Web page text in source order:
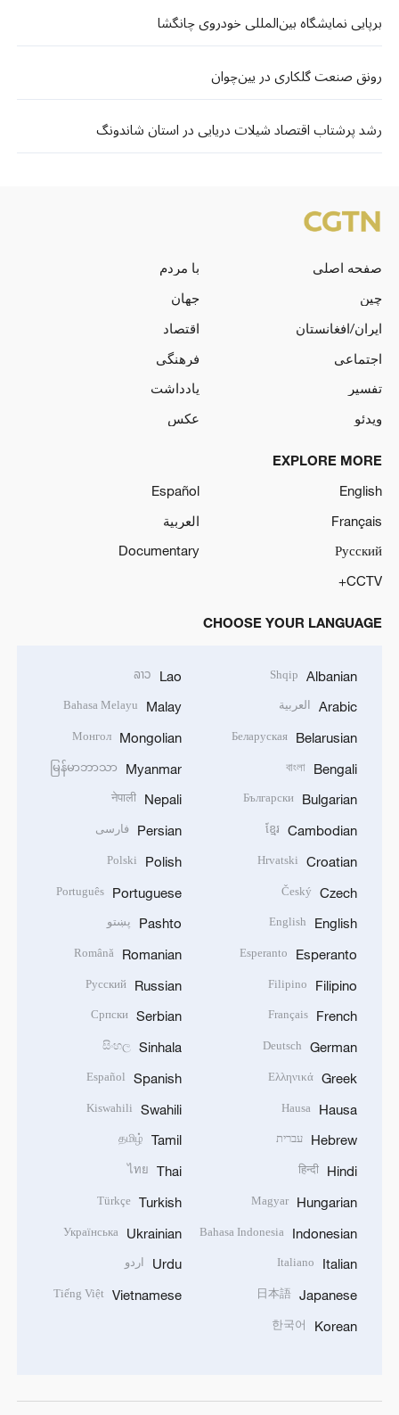
برپایی نمایشگاه بین‌المللی خودروی چانگشا
رونق صنعت گلکاری در یین‌چوان
رشد پرشتاب اقتصاد شیلات دریایی در استان شاندونگ
صفحه اصلی
با مردم
چین
جهان
ایران/افغانستان
اقتصاد
اجتماعی
فرهنگی
تفسیر
یادداشت
ویدئو
عکس
EXPLORE MORE
English
Español
Français
العربية
Русский
Documentary
CCTV+
CHOOSE YOUR LANGUAGE
Albanian
Shqip
Arabic العربية
Belarusian
Беларуская
Bengali
বাংলা
Bulgarian
Български
Cambodian
ខ្មែរ
Croatian
Hrvatski
Czech
Český
English
English
Esperanto
Esperanto
Filipino
Filipino
French
Français
German
Deutsch
Greek
Ελληνικά
Hausa
Hausa
Hebrew עברית
Hindi
हिन्दी
Hungarian
Magyar
Indonesian
Bahasa Indonesia
Italian
Italiano
Japanese
日本語
Korean
한국어
Lao
ລາວ
Malay
Bahasa Melayu
Mongolian
Монгол
Myanmar
မြန်မာဘာသာ
Nepali
नेपाली
Persian فارسی
Polish
Polski
Portuguese
Português
Pashto پښتو
Romanian
Română
Russian
Русский
Serbian
Српски
Sinhala
සිංහල
Spanish
Español
Swahili
Kiswahili
Tamil
தமிழ்
Thai
ไทย
Turkish
Türkçe
Ukrainian
Українська
Urdu اردو
Vietnamese
Tiếng Việt